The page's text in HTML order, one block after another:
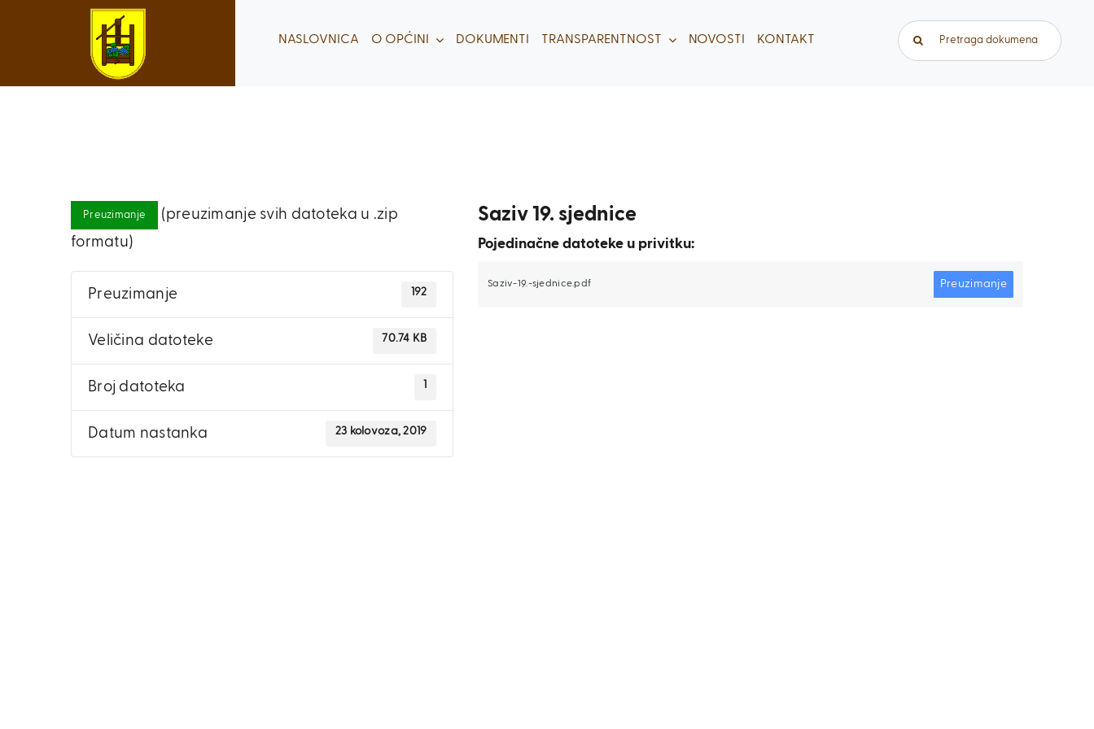
NASLOVNICA O OPĆINI DOKUMENTI TRANSPARENTNOST NOVOSTI KONTAKT Traži...
Preuzimanje
(preuzimanje svih datoteka u .zip
formatu)
Preuzimanje 192
Veličina datoteke 70.74 KB
Broj datoteka 1
Datum nastanka 23 kolovoza, 2019
Saziv 19. sjednice
Pojedinačne datoteke u privitku:
Saziv-19.-sjednice.pdf Preuzimanje